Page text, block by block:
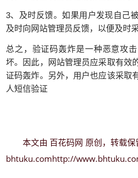
3、及时反馈。如果用户发现自己
及时向网站管理员反馈，以便及时
总之，验证码轰炸是一种恶意攻
坏。因此，网站管理员应采取有效
证码轰炸。另外，用户也应该采取
人短信验证
本文由 百花码网 原创，转载保
bhtuku.comhttp://